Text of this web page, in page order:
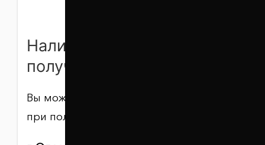
Наличными при
получении
Вы можете оплатить заказ наличными
при получении товара по адресу: